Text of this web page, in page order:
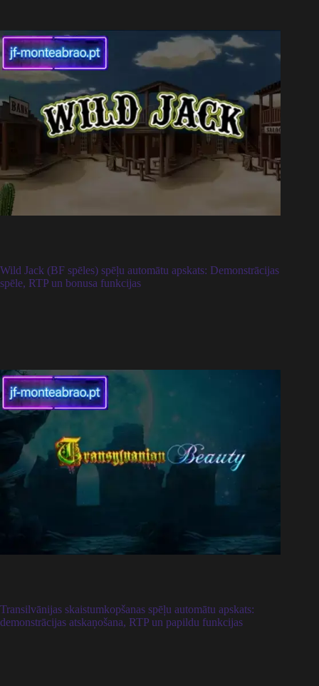
Wild Jack (BF spēles) spēļu automātu apskats: Demonstrācijas
spēle, RTP un bonusa funkcijas
Transilvānijas skaistumkopšanas spēļu automātu apskats:
demonstrācijas atskaņošana, RTP un papildu funkcijas